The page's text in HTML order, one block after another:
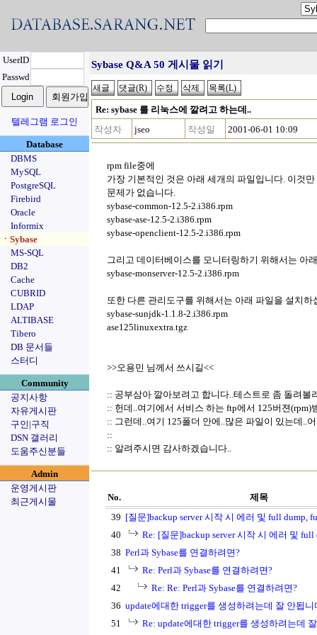
UserID
Passwd
텔레그램 로그인
Database
DBMS
MySQL
PostgreSQL
Firebird
Oracle
Informix
ㆍSybase
MS-SQL
DB2
Cache
CUBRID
LDAP
ALTIBASE
Tibero
DB 문서들
스터디
Community
공지사항
자유게시판
구인|구직
DSN 갤러리
도움주신분들
Admin
운영게시판
최근게시물
Sybase Q&A 50 게시물 읽기
Re: sybase 를 리눅스에 깔려고 하는데..
작성자
jseo 작성일 2001-06-01 10:09
rpm file중에
가장 기본적인 것은 아래 세개의 파일입니다. 이것
문제가 없습니다.
sybase-common-12.5-2.i386.rpm
sybase-ase-12.5-2.i386.rpm
sybase-openclient-12.5-2.i386.rpm
그리고 데이터베이스를 모니터링하기 위해서는 아
sybase-monserver-12.5-2.i386.rpm
또한 다른 관리도구를 위해서는 아래 파일을 설치하
sybase-sunjdk-1.1.8-2.i386.rpm
ase125linuxextra.tgz
>>오용민 님께서 쓰시길<<
:: 공부삼아 깔아보려고 합니다..테스트로 좀 돌려볼
:: 헌데..여기에서 서비스 하는 ftp에서 125버젼(rpm)
:: 그런데..여기 125폴더 안에..많은 파일이 있는데..
::
:: 알려주시면 감사하겠습니다..
No.
제목
39 [질문]backup server 시작 시 에러 및 full dump,
40
Re: [질문]backup server 시작 시 에러 및
38 Perl과 Sybase를 연결하려면?
41
Re: Perl과 Sybase를 연결하려면?
42
Re: Re: Perl과 Sybase를 연결하려면?
36 update에대한 trigger를 생성하려는데 잘 안됩니
51
Re: update에대한 trigger를 생성하려는데